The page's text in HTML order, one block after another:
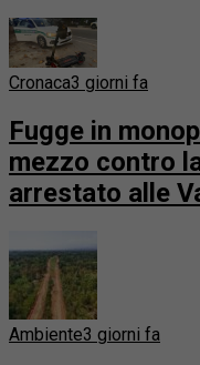
Cronaca3 giorni fa
Fugge in
mezzo contro
arrestato alle
Ambiente3 giorni fa